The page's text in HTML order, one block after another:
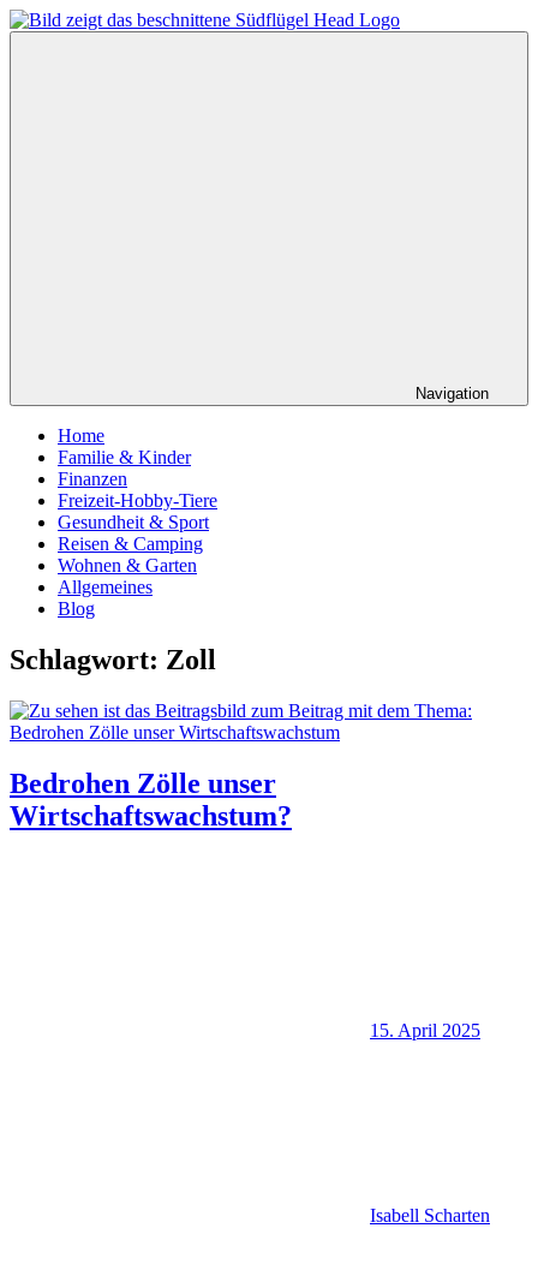
Zum
Inhalt
Navigation
Home
Familie & Kinder
Finanzen
Freizeit-Hobby-Tiere
Gesundheit & Sport
Reisen & Camping
Wohnen & Garten
Allgemeines
Blog
Schlagwort: Zoll
Bedrohen Zölle unser
Wirtschaftswachstum?
15. April 2025
Isabell Scharten